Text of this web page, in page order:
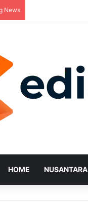
News
HOME NUSANTARA